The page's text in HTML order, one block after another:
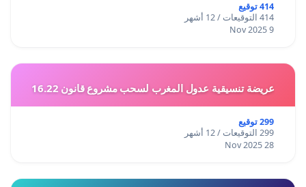
414 توقيع
414 التوقيعات / 12 أشهر
9 Nov 2025
عريضة تنسيقية عدول المغرب لسحب مشروع قانون 16.22
299 توقيع
299 التوقيعات / 12 أشهر
28 Nov 2025